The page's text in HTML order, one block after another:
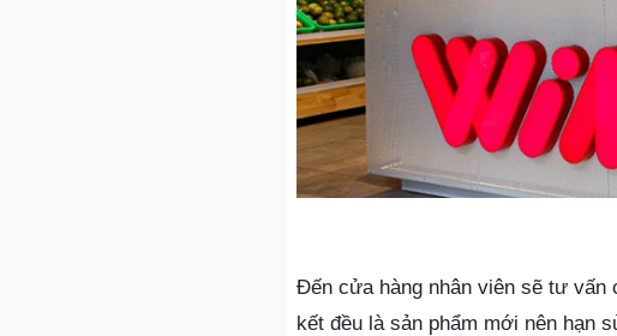
Đến cửa hàng nhân viên sẽ tư vấn
kết đều là sản phẩm mới nên hạn